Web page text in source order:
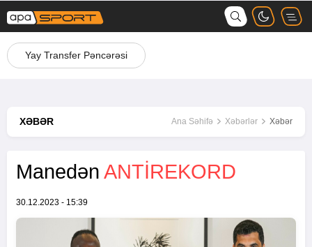
Yay Transfer Pəncərəsi
XƏBƏR Ana Səhifə Xəbərlər Xəbər
Manedən ANTIREKORD
30.12.2023 - 15:39